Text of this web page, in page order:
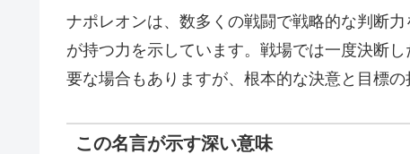
ナポレオンは、数多くの戦闘で戦略的な判断
が持つ力を示しています。戦場では一度決断
要な場合もありますが、根本的な決意と目標
この名言が示す深い意味